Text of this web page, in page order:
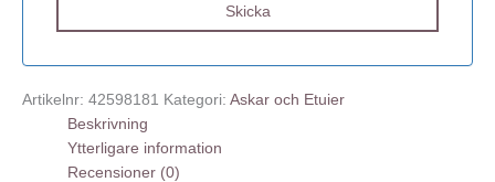
Artikelnr: 42598181 Kategori: Askar och Etuier
Beskrivning
Ytterligare information
Recensioner (0)